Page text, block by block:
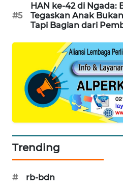
#5
HAN ke-42 di Ngada:
Tegaskan Anak
Tapi Bagian dari
Trending
#
rb-bdn
ANUGERAH
NEWS
PERAPKI
NEWS
SONYA
ASA
NEWS